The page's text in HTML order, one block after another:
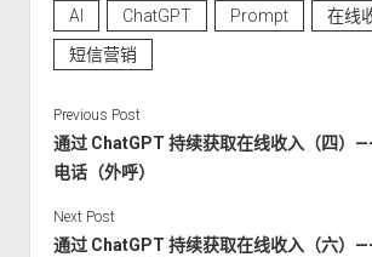
AI ChatGPT Prompt
在线
短信营销
Previous Post
通过 ChatGPT 持续获取在线收入（四）
电话（外呼）
Next Post
通过 ChatGPT 持续获取在线收入（六）